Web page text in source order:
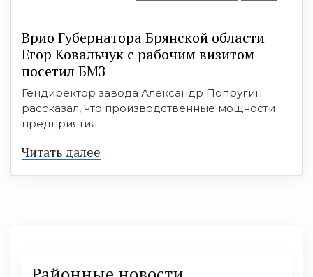
Врио Губернатора Брянской области
Егор Ковальчук с рабочим визитом
посетил БМЗ
Гендиректор завода Александр Попругин
рассказал, что производственные мощности
предприятия ...
Читать далее